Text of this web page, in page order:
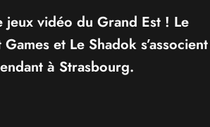
vidéo du Grand Est ! Le
et Le Shadok
à Strasbourg.